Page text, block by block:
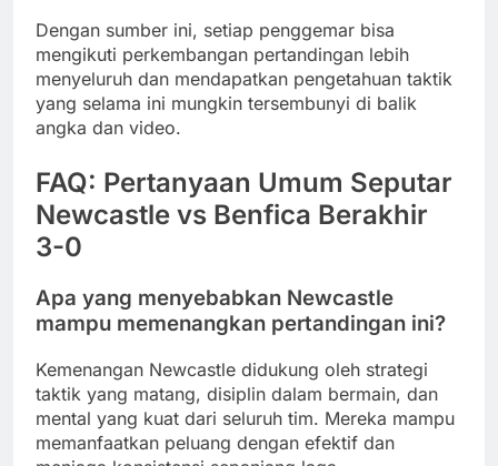
Dengan sumber ini, setiap penggemar bisa
mengikuti perkembangan pertandingan lebih
menyeluruh dan mendapatkan pengetahuan taktik
yang selama ini mungkin tersembunyi di balik
angka dan video.
FAQ: Pertanyaan Umum Seputar
Newcastle vs Benfica Berakhir
3-0
Apa yang menyebabkan Newcastle
mampu memenangkan pertandingan ini?
Kemenangan Newcastle didukung oleh strategi
taktik yang matang, disiplin dalam bermain, dan
mental yang kuat dari seluruh tim. Mereka mampu
memanfaatkan peluang dengan efektif dan